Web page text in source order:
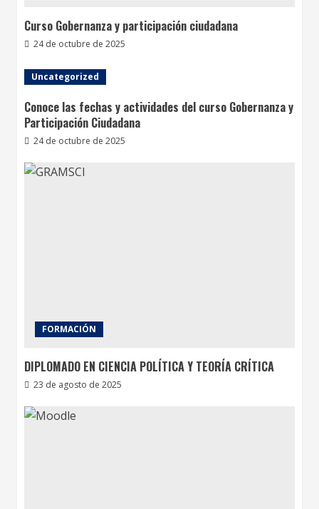
Curso Gobernanza y participación ciudadana
24 de octubre de 2025
Uncategorized
Conoce las fechas y actividades del curso Gobernanza y
Participación Ciudadana
24 de octubre de 2025
FORMACIÓN
DIPLOMADO EN CIENCIA POLÍTICA Y TEORÍA CRÍTICA
23 de agosto de 2025